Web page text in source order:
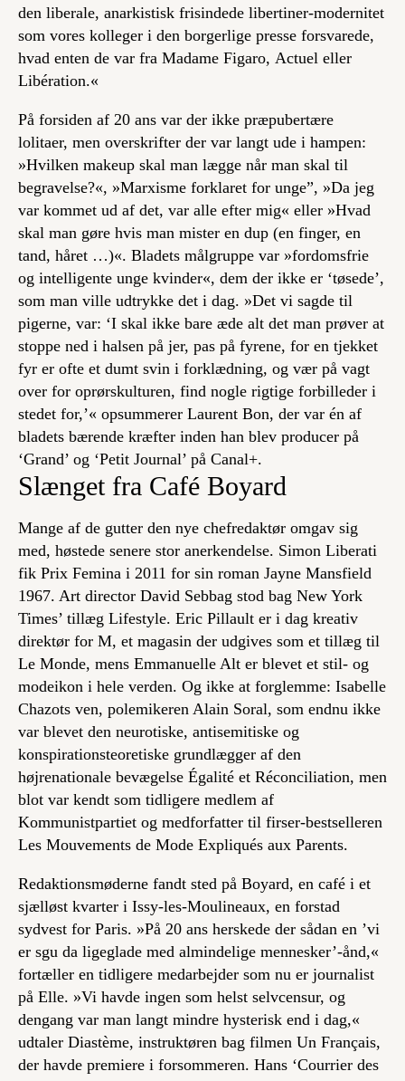
den liberale, anarkistisk frisindede libertiner-modernitet
som vores kolleger i den borgerlige presse forsvarede,
hvad enten de var fra Madame Figaro, Actuel eller
Libération.«
På forsiden af 20 ans var der ikke præpubertære
lolitaer, men overskrifter der var langt ude i hampen:
»Hvilken makeup skal man lægge når man skal til
begravelse?«, »Marxisme forklaret for unge”, »Da jeg
var kommet ud af det, var alle efter mig« eller »Hvad
skal man gøre hvis man mister en dup (en finger, en
tand, håret …)«. Bladets målgruppe var »fordomsfrie
og intelligente unge kvinder«, dem der ikke er ‘tøsede’,
som man ville udtrykke det i dag. »Det vi sagde til
pigerne, var: ‘I skal ikke bare æde alt det man prøver at
stoppe ned i halsen på jer, pas på fyrene, for en tjekket
fyr er ofte et dumt svin i forklædning, og vær på vagt
over for oprørskulturen, find nogle rigtige forbilleder i
stedet for,’« opsummerer Laurent Bon, der var én af
bladets bærende kræfter inden han blev producer på
‘Grand’ og ‘Petit Journal’ på Canal+.
Slænget fra Café Boyard
Mange af de gutter den nye chefredaktør omgav sig
med, høstede senere stor anerkendelse. Simon Liberati
fik Prix Femina i 2011 for sin roman Jayne Mansfield
1967. Art director David Sebbag stod bag New York
Times’ tillæg Lifestyle. Eric Pillault er i dag kreativ
direktør for M, et magasin der udgives som et tillæg til
Le Monde, mens Emmanuelle Alt er blevet et stil- og
modeikon i hele verden. Og ikke at forglemme: Isabelle
Chazots ven, polemikeren Alain Soral, som endnu ikke
var blevet den neurotiske, antisemitiske og
konspirationsteoretiske grundlægger af den
højrenationale bevægelse Égalité et Réconciliation, men
blot var kendt som tidligere medlem af
Kommunistpartiet og medforfatter til firser-bestselleren
Les Mouvements de Mode Expliqués aux Parents.
Redaktionsmøderne fandt sted på Boyard, en café i et
sjælløst kvarter i Issy-les-Moulineaux, en forstad
sydvest for Paris. »På 20 ans herskede der sådan en ’vi
er sgu da ligeglade med almindelige mennesker’-ånd,«
fortæller en tidligere medarbejder som nu er journalist
på Elle. »Vi havde ingen som helst selvcensur, og
dengang var man langt mindre hysterisk end i dag,«
udtaler Diastème, instruktøren bag filmen Un Français,
der havde premiere i forsommeren. Hans ‘Courrier des